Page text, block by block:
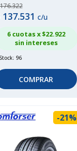
176.322
137.531 c/u
6 cuotas x $22.922
sin intereses
Stock: 96
COMPRAR
-21%